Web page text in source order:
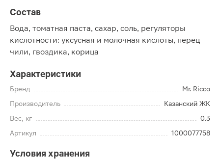
Состав
Вода, томатная паста, сахар, соль, регуляторы
кислотности: уксусная и молочная кислоты, перец
чили, гвоздика, корица
Характеристики
Бренд
Mr. Ricco
Производитель
Казанский ЖК
Вес, кг
0.3
Артикул
1000077758
Условия хранения